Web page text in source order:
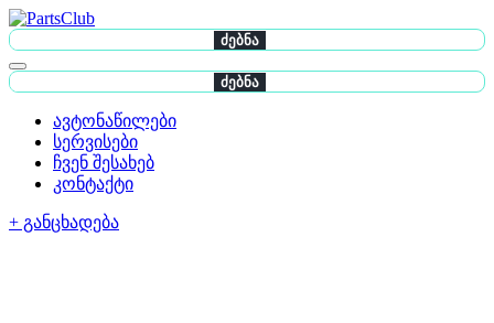
ძებნა
ძებნა
ავტონაწილები
სერვისები
ჩვენ შესახებ
კონტაქტი
+ განცხადება